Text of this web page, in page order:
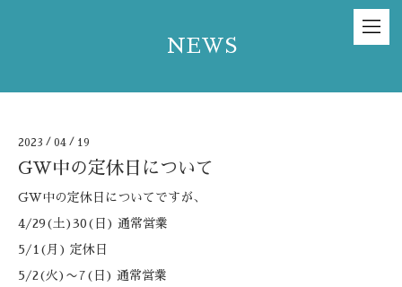
NEWS
2023 / 04 / 19
GW中の定休日について
GW中の定休日についてですが、
4/29(土)30(日) 通常営業
5/1(月) 定休日
5/2(火)〜7(日) 通常営業